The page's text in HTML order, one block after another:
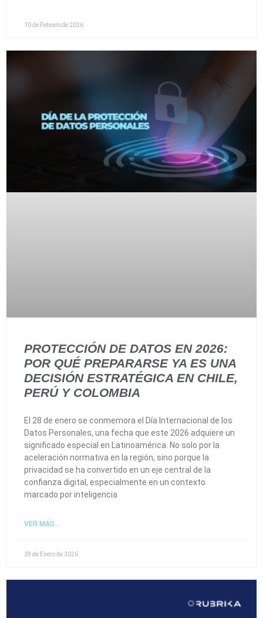
10 de Febrero de 2026
PROTECCIÓN DE DATOS EN 2026:
POR QUÉ PREPARARSE YA ES UNA
DECISIÓN ESTRATÉGICA EN CHILE,
PERÚ Y COLOMBIA
El 28 de enero se conmemora el Día Internacional de los
Datos Personales, una fecha que este 2026 adquiere un
significado especial en Latinoamérica. No solo por la
aceleración normativa en la región, sino porque la
privacidad se ha convertido en un eje central de la
confianza digital, especialmente en un contexto
marcado por inteligencia
VER MÁS...
28 de Enero de 2026